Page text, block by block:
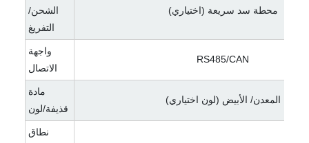
الشحن/
التفريغ
محطة سد سريعة (اختياري)
واجهة
الاتصال
RS485/CAN
مادة
قذيفة/لون
المعدن/ الأبيض (لون اختياري)
نطاق